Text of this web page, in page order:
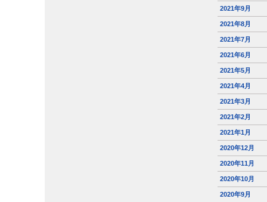
2021年9月
2021年8月
2021年7月
2021年6月
2021年5月
2021年4月
2021年3月
2021年2月
2021年1月
2020年12月
2020年11月
2020年10月
2020年9月